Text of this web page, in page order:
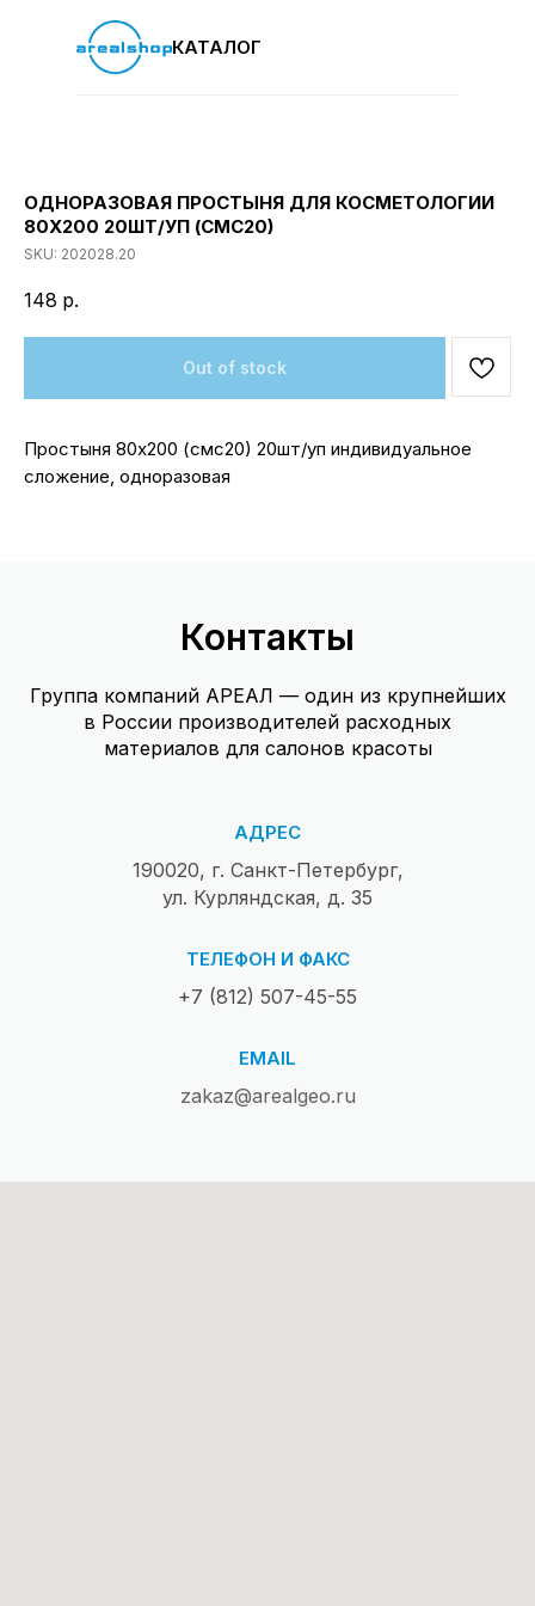
КАТАЛОГ
ОДНОРАЗОВАЯ ПРОСТЫНЯ ДЛЯ КОСМЕТОЛОГИИ
80Х200 20ШТ/УП (СМС20)
SKU: 202028.20
148 р.
Out of stock
Простыня 80х200 (смс20) 20шт/уп индивидуальное
сложение, одноразовая
Контакты
Группа компаний АРЕАЛ — один из крупнейших
в России производителей расходных
материалов для салонов красоты
АДРЕС
190020, г. Санкт-Петербург,
ул. Курляндская, д. 35
ТЕЛЕФОН И ФАКС
+7 (812) 507-45-55
EMAIL
zakaz@arealgeo.ru